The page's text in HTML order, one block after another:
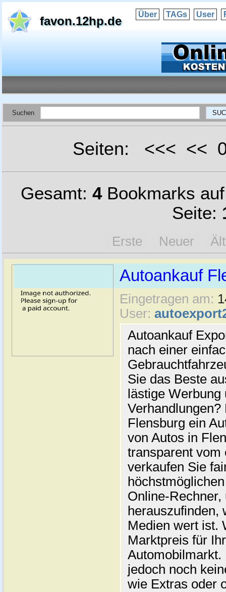
favon.12hp.de Über TAGs User
Suchen
Seiten: <<< <<
Gesamt: 4Bookmarks
Seite:
Erste Neuer
Autoankauf
Eingetragen am:
User:
Autoankauf
nach einer
Sie das Beste
lästige
Flensburg ein
von Autos in
transparent vom
verkaufen Sie
Online-
herauszufinden,
Medien wert ist.
Marktpreis für
jedoch noch
wie Extras oder